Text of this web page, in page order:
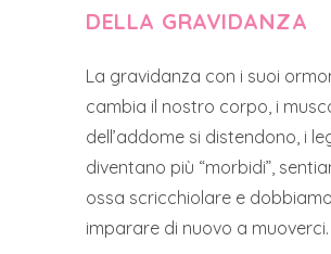
DELLA GRAVIDANZA
La gravidanza con i suoi
cambia il nostro corpo, i
dell’addome si distendono, i
diventano più “morbidi”,
ossa scricchiolare e dobbiamo
imparare di nuovo a muoverci.